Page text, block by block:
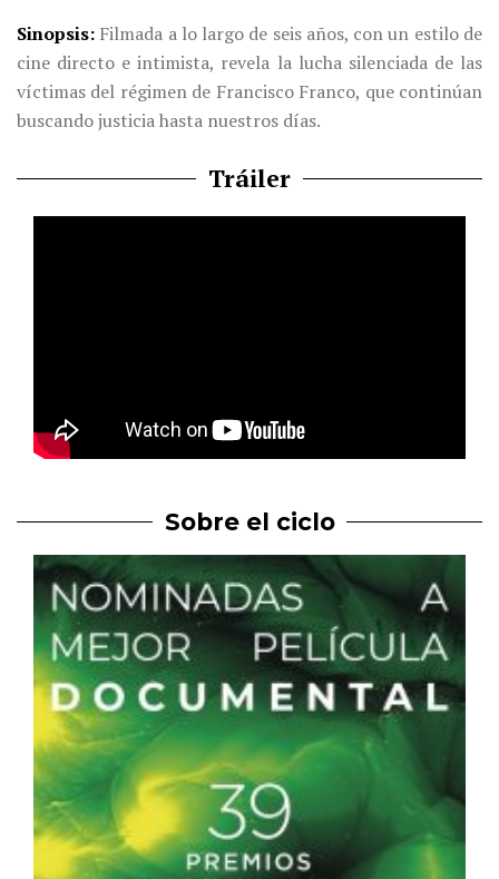
Sinopsis Filmada a lo largo de seis años, con un estilo de
cine directo e intimista, revela la lucha silenciada de las
víctimas del régimen de Francisco Franco, que continúan
buscando justicia hasta nuestros días.
Tráiler
Sobre el ciclo